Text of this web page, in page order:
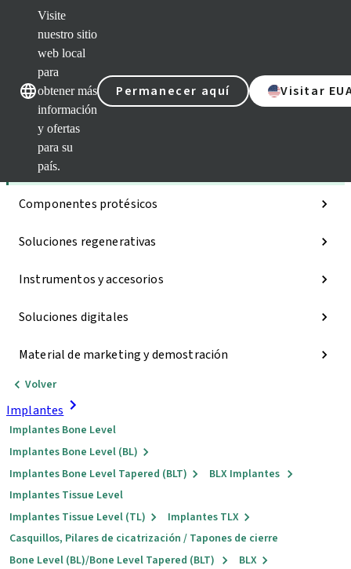
Visite
nuestro sitio
web local
para
obtener más
información
y ofertas
para su
país.
Permanecer aquí Visitar
Categorías
Implantes
Componentes protésicos
Soluciones regenerativas
Instrumentos y accesorios
Soluciones digitales
Material de marketing y demostración
Volver
Implantes
Implantes Bone Level
Implantes Bone Level (BL)
Implantes Bone Level Tapered (BLT)
BLX Implantes
Implantes Tissue Level
Implantes Tissue Level (TL)
Implantes TLX
Casquillos, Pilares de cicatrización / Tapones de cierre
Bone Level (BL)/Bone Level Tapered (BLT)
BLX